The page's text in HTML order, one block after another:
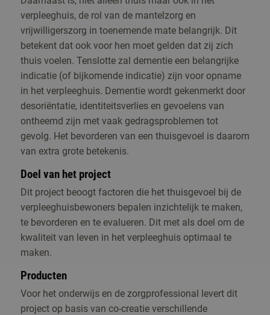
verpleeghuis, de rol van de mantelzorg en
vrijwilligerszorg in toenemende mate belangrijk. Dit
betekent dat ook voor hen moet gelden dat zij zich
thuis voelen. Tenslotte zal dementie een belangrijke
indicatie (of bijkomende indicatie) zijn voor opname
in het verpleeghuis. Dementie wordt gekenmerkt door
desoriëntatie, identiteitsverlies en gevoelens van
ontheemd zijn met vaak gedragsproblemen tot
gevolg. Het bevorderen van een thuisgevoel is daarom
van extra grote betekenis.
Doel van het project
Dit project beoogt factoren die het thuisgevoel bij de
verpleeghuisbewoners bepalen inzichtelijk te maken,
te bevorderen en te evalueren. Dit met als doel om de
kwaliteit van leven in het verpleeghuis optimaal te
maken.
Producten
Voor het onderwijs en de zorgprofessional levert dit
project op basis van co-creatie verschillende